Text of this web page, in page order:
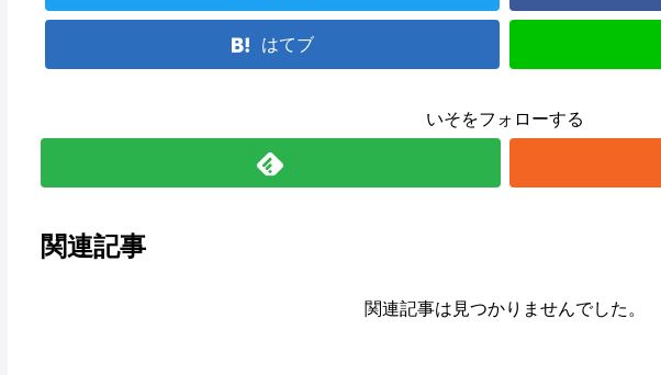
はてブ
いそをフォローする
関連記事
関連記事は見つかりませんでした。